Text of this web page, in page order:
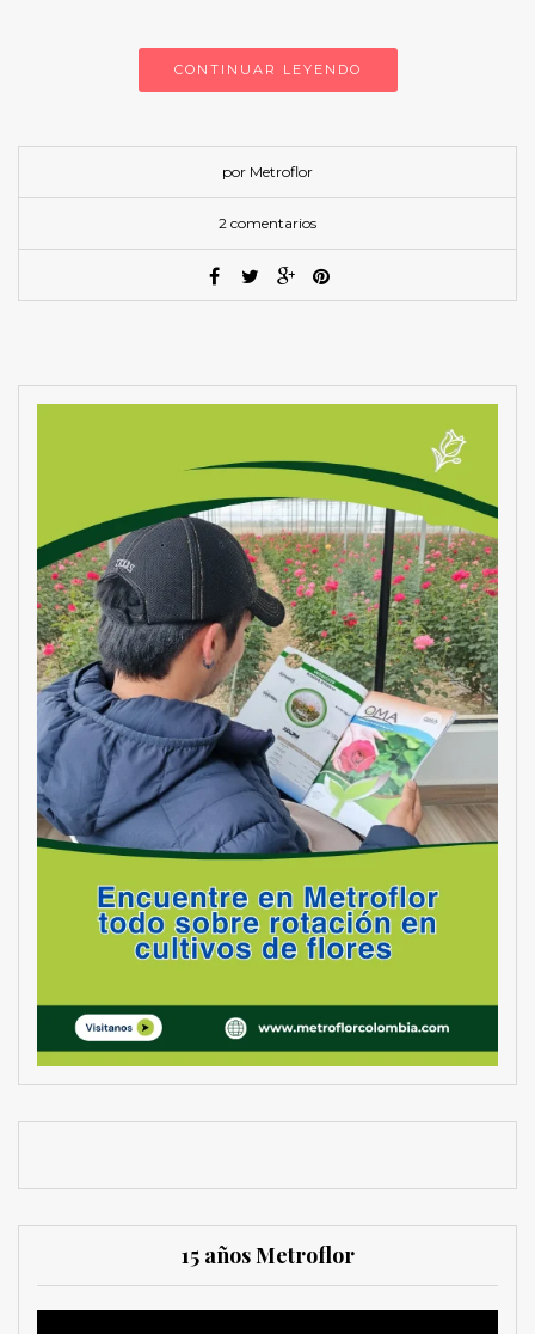
CONTINUAR LEYENDO
por Metroflor
2 comentarios
15 años Metroflor